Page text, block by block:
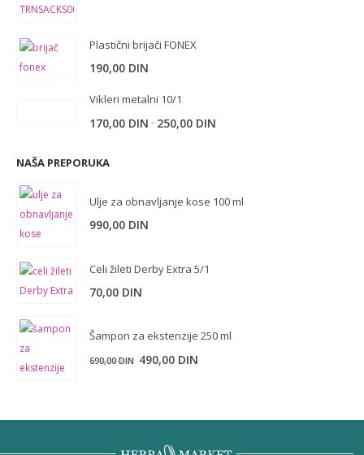
Plastični brijači FONEX
190,00 DIN
Vikleri metalni 10/1
170,00 DIN - 250,00 DIN
NAŠA PREPORUKA
Ulje za obnavljanje kose 100 ml
990,00 DIN
Celi žileti Derby Extra 5/1
70,00 DIN
Šampon za ekstenzije 250 ml
690,00DIN Originalna
490,00 DIN